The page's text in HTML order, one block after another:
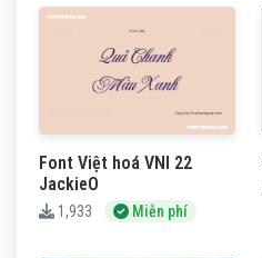
Font Việt hoá VNI 22
JackieO
1,933 Miễn phí